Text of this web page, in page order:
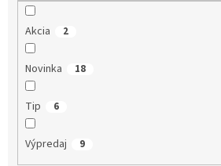
Akcia 2
Novinka 18
Tip 6
Výpredaj 9